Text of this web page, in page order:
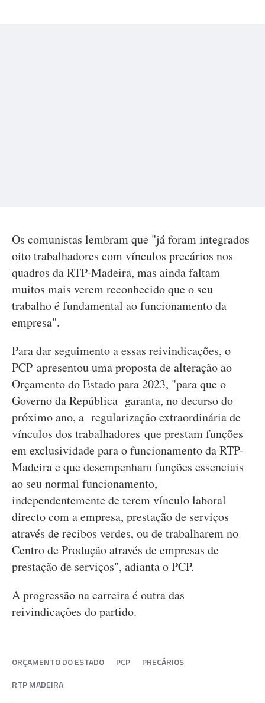
Os comunistas lembram que "já foram integrados
oito trabalhadores com vínculos precários nos
quadros da RTP-Madeira, mas ainda faltam
muitos mais verem reconhecido que o seu
trabalho é fundamental ao funcionamento da
empresa".
Para dar seguimento a essas reivindicações, o
PCP apresentou uma proposta de alteração ao
Orçamento do Estado para 2023, "para que o
Governo da República garanta, no decurso do
próximo ano, a regularização extraordinária de
vínculos dos trabalhadores que prestam funções
em exclusividade para o funcionamento da RTP-
Madeira e que desempenham funções essenciais
ao seu normal funcionamento,
independentemente de terem vínculo laboral
directo com a empresa, prestação de serviços
através de recibos verdes, ou de trabalharem no
Centro de Produção através de empresas de
prestação de serviços", adianta o PCP.
A progressão na carreira é outra das
reivindicações do partido.
ORÇAMENTO DO ESTADO PCP
PRECÁRIOS
RTP MADEIRA